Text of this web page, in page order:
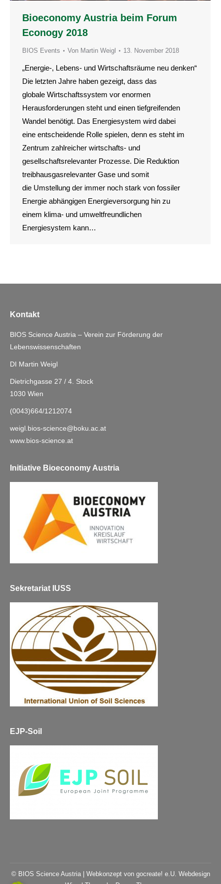
Bioeconomy Austria beim Forum
Econogy 2018
BIOS Events Von Martin Weigl 13. November 2018
„Energie-, Lebens- und Wirtschaftsräume neu denken“
Die letzten Jahre haben gezeigt, dass das
globale Wirtschaftssystem vor enormen
Herausforderungen steht und einen tiefgreifenden
Wandel benötigt. Das Energiesystem wird dabei
eine entscheidende Rolle spielen, denn es steht im
Zentrum zahlreicher wirtschafts- und
gesellschaftsrelevanter Prozesse. Die Reduktion
treibhausgasrelevanter Gase und somit
die Umstellung der immer noch stark von fossiler
Energie abhängigen Energieversorgung hin zu
einem klima- und umweltfreundlichen
Energiesystem kann…
Kontakt
BIOS Science Austria – Verein zur Förderung der
Lebenswissenschaften
DI Martin Weigl
Dietrichgasse 27 / 4. Stock
1030 Wien
(0043)664/1212074
weigl.bios-science@boku.ac.at
www.bios-science.at
Initiative Bioeconomy Austria
Sekretariat IUSS
EJP-Soil
© BIOS Science Austria | Webkonzept von gocreate! e.U. Webdesign